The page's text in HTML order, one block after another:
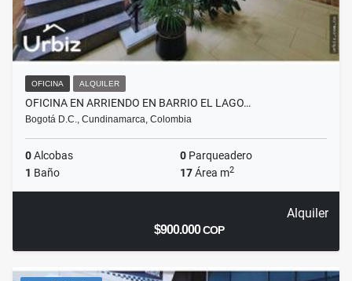
OFICINA ALQUILER
OFICINA EN ARRIENDO EN BARRIO EL LAGO…
Bogotá D.C., Cundinamarca, Colombia
0Alcobas 0 Parqueadero
1 Baño 17Área m2
Alquiler
$900.000COP